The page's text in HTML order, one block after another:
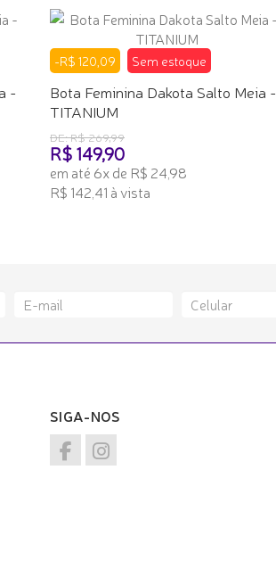
-
-R$ 120,09 Sem estoque
Bota Feminina Dakota Salto Meia -
TITANIUM
DE: R$ 269,99
R$ 149,90
em até 6x de R$ 24,98
R$ 142,41 à vista
SIGA-NOS